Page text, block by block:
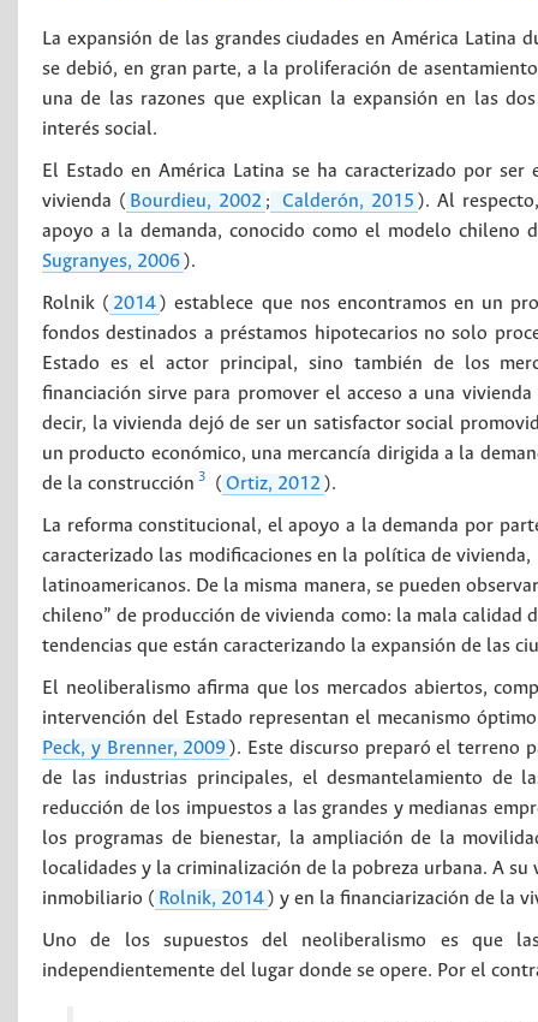
La expansión de las grandes ciudades en América
se debió, en gran parte, a la proliferación de
una de las razones que explican la expansión en las
interés social.
El Estado en América Latina se ha caracterizado por
vivienda ( Bourdieu, 2002 ; Calderón, 2015 ). Al
apoyo a la demanda, conocido como el modelo chileno
Sugranyes, 2006 ).
Rolnik ( 2014 ) establece que nos encontramos en un
fondos destinados a préstamos hipotecarios no solo
Estado es el actor principal, sino también de los
financiación sirve para promover el acceso a una
decir, la vivienda dejó de ser un satisfactor social
un producto económico, una mercancía dirigida a la
de la construcción 3 ( Ortiz, 2012 ).
La reforma constitucional, el apoyo a la demanda por
caracterizado las modificaciones en la política de
latinoamericanos. De la misma manera, se pueden
chileno” de producción de vivienda como: la mala calidad
tendencias que están caracterizando la expansión de las
El neoliberalismo afirma que los mercados abiertos,
intervención del Estado representan el mecanismo
Peck, y Brenner, 2009 ). Este discurso preparó el terreno
de las industrias principales, el desmantelamiento de
reducción de los impuestos a las grandes y medianas
los programas de bienestar, la ampliación de la
localidades y la criminalización de la pobreza urbana. A
inmobiliario ( Rolnik, 2014 ) y en la financiarización de la
Uno de los supuestos del neoliberalismo es que
independientemente del lugar donde se opere. Por el